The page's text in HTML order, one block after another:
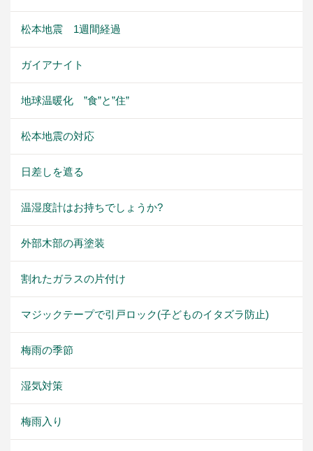
松本地震 1週間経過
ガイアナイト
地球温暖化 ”食”と”住”
松本地震の対応
日差しを遮る
温湿度計はお持ちでしょうか?
外部木部の再塗装
割れたガラスの片付け
マジックテープで引戸ロック(子どものイタズラ防止)
梅雨の季節
湿気対策
梅雨入り